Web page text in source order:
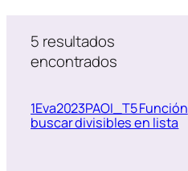
5 resultados
encontrados
1Eva2023PAOI_T5 Función
buscar divisibles en lista